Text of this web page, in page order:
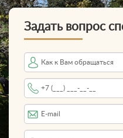
Задать вопрос
Имя
Телефон*
E-mail